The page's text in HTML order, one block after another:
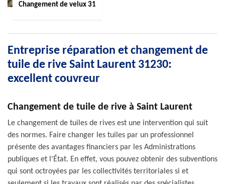
Changement de velux 31
Entreprise réparation et changement de
tuile de rive Saint Laurent 31230:
excellent couvreur
Changement de tuile de rive à Saint Laurent
Le changement de tuiles de rives est une intervention qui suit
des normes. Faire changer les tuiles par un professionnel
présente des avantages financiers par les Administrations
publiques et l'État. En effet, vous pouvez obtenir des subventions
qui sont octroyées par les collectivités territoriales si et